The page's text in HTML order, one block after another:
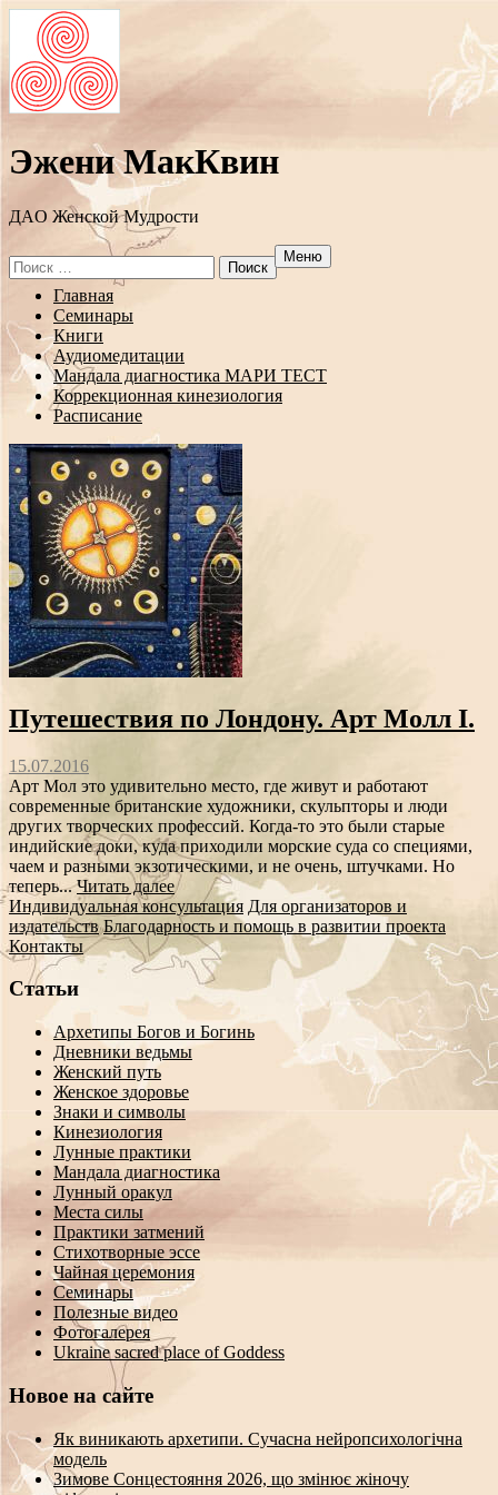
Эжени МакКвин
ДAO Женской Мудрости
Search
for:
Меню
Перейти
содержанию
Главная
Семинары
Книги
Аудиомедитации
Мандала диагностика МАРИ ТЕСТ
Коррекционная кинезиология
Расписание
Путешествия по Лондону. Арт Молл I.
15.07.2016
Арт Мол это удивительно место, где живут и работают
современные британские художники, скульпторы и люди
других творческих профессий. Когда-то это были старые
индийские доки, куда приходили морские суда со специями,
чаем и разными экзотическими, и не очень, штучками. Но
теперь...Читать далее
Индивидуальная консультация Для организаторов и
издательств Благодарность и помощь в развитии проекта
Контакты
Статьи
Архетипы Богов и Богинь
Дневники ведьмы
Женский путь
Женское здоровье
Знаки и символы
Кинезиология
Лунные практики
Мандала диагностика
Лунный оракул
Места силы
Практики затмений
Стихотворные эссе
Чайная церемония
Семинары
Полезные видео
Фотогалерея
Ukraine sacred place of Goddess
Новое на сайте
Як виникають архетипи. Сучасна нейропсихологічна
модель
Зимове Сонцестояння 2026, що змінює жіночу